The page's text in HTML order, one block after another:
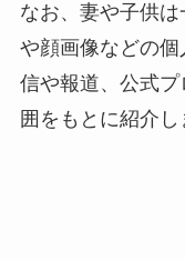
なお、妻や子供
や顔画像などの
信や報道、公式
囲をもとに紹介し